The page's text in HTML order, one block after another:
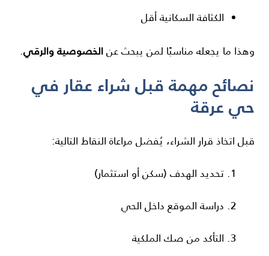
الكثافة السكانية أقل
وهذا ما يجعله مناسبًا لمن يبحث عنالخصوصية والرقي.
نصائح مهمة قبل شراء عقار في
حي عرقة
قبل اتخاذ قرار الشراء، يُفضل مراعاة النقاط التالية:
تحديد الهدف (سكن أو استثمار)
دراسة الموقع داخل الحي
التأكد من صك الملكية